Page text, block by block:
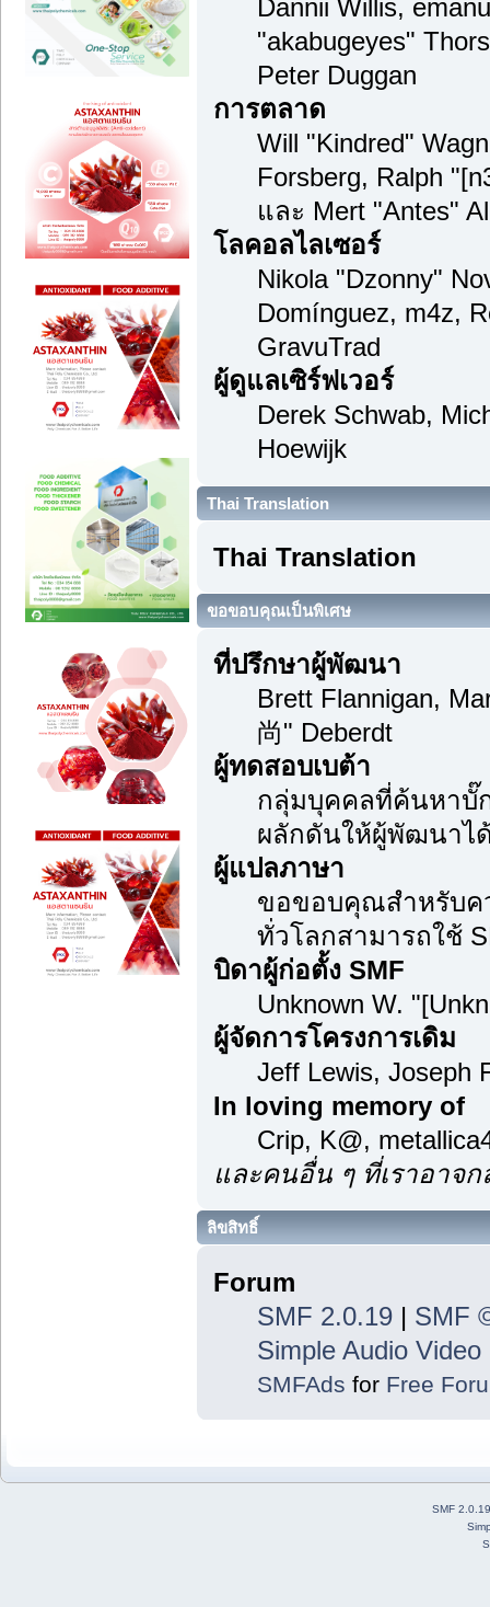
Dannii Willis,
"akabugeyes"
Peter Duggan
การตลาด
Will "Kindred"
Forsberg, Ralph
และ Mert "Antes"
โลคอลไลเซอร์
Nikola "Dzonny"
Domínguez, m4z,
GravuTrad
ผู้ดูแลเซิร์ฟเวอร์
Derek Schwab,
Hoewijk
Thai Translation
Thai Translation
ขอขอบคุณเป็นพิเศษ
ที่ปรึกษาผู้พัฒนา
Brett Flannigan,
尚" Deberdt
ผู้ทดสอบเบต้า
กลุ่มบุคคลที่ค้นหาบั๊
ผลักดันให้ผู้พัฒนาไ
ผู้แปลภาษา
ขอขอบคุณสำหรับค
ทั่วโลกสามารถใช้
บิดาผู้ก่อตั้ง SMF
Unknown W.
ผู้จัดการโครงการเดิม
Jeff Lewis, Joseph
In loving memory of
Crip, K@,
และคนอื่น ๆ ที่เราอาจ
ลิขสิทธิ์
Forum
SMF 2.0.19| SMF
Simple Audio
SMFAds for Free
SMF 2.0.19